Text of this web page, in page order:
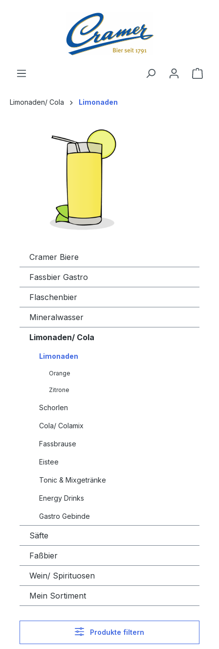
Limonaden/ Cola Limonaden
Cramer Biere
Fassbier Gastro
Flaschenbier
Mineralwasser
Limonaden/ Cola
Limonaden
Orange
Zitrone
Schorlen
Cola/ Colamix
Fassbrause
Eistee
Tonic & Mixgetränke
Energy Drinks
Gastro Gebinde
Säfte
Faßbier
Wein/ Spirituosen
Mein Sortiment
Produkte filtern